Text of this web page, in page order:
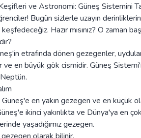
ve Astronomi: Güneş Sistemini
Bugün sizlerle uzayın
Hazır mısınız? O zaman
etrafında dönen gezegenler,
ve en büyük gök cismidir. Güneş
Güneş'e en yakın gezegen ve en küçük
ikinci yakınlıkta ve Dünya'ya en
yaşadığımız gezegen.